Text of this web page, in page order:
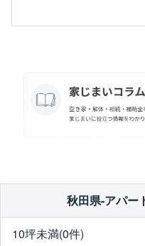
秋田県-アパー
10坪未満(0件)